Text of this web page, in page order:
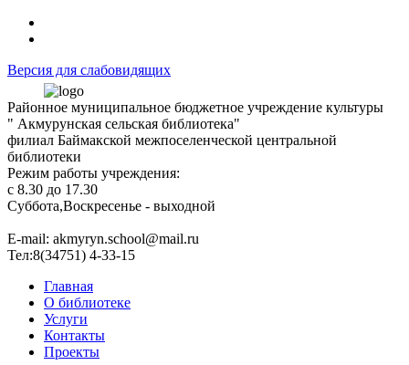
Версия для слабовидящих
Районное муниципальное бюджетное учреждение культуры
" Акмурунская сельская библиотека"
филиал Баймакской межпоселенческой центральной
библиотеки
Режим работы учреждения:
с 8.30 до 17.30
Суббота,Воскресенье - выходной
Е-mail: akmyryn.school@mail.ru
Тел:8(34751) 4-33-15
Главная
О библиотеке
Услуги
Контакты
Проекты